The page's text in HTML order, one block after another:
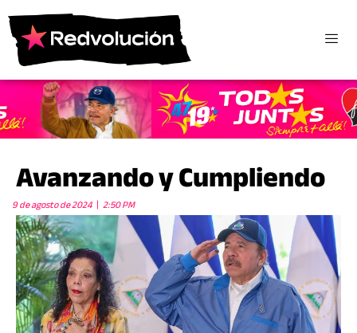
Avanzando y Cumpliendo
9 de agosto de 2024 2:50 PM